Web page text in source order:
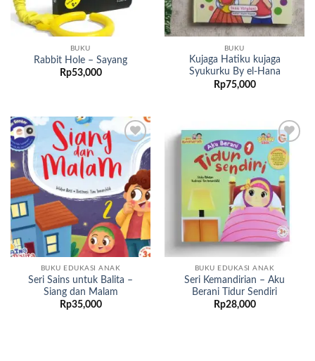
BUKU
Rabbit Hole – Sayang
Rp53,000
BUKU
Kujaga Hatiku kujaga
Syukurku By el-Hana
Rp75,000
Add to
wishlist
BUKU EDUKASI ANAK
Seri Sains untuk Balita –
Siang dan Malam
Rp35,000
Add to
wishlist
BUKU EDUKASI ANAK
Seri Kemandirian – Aku
Berani Tidur Sendiri
Rp28,000